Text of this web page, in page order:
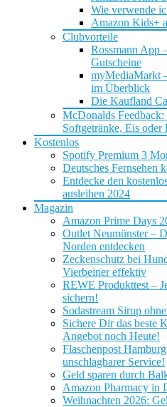
Wie verwende
Amazon Kids+
Clubvorteile
Rossmann App
Gutscheine
myMediaMarkt
im Überblick
Die Kaufland
McDonalds
Softgetränke, Eis oder
Kostenlos
Spotify Premium 3
Deutsches Fernsehen
Entdecke den
ausleihen 2024
Magazin
Amazon Prime Days
Outlet Neumünster –
Norden entdecken
Zeckenschutz bei
Vierbeiner effektiv
REWE Produkttest –
sichern!
Sodastream Sirup
Sichere Dir das beste
Angebot noch Heute!
Flaschenpost
unschlagbarer Service!
Geld sparen durch
Amazon Pharmacy in
Weihnachten 2026: